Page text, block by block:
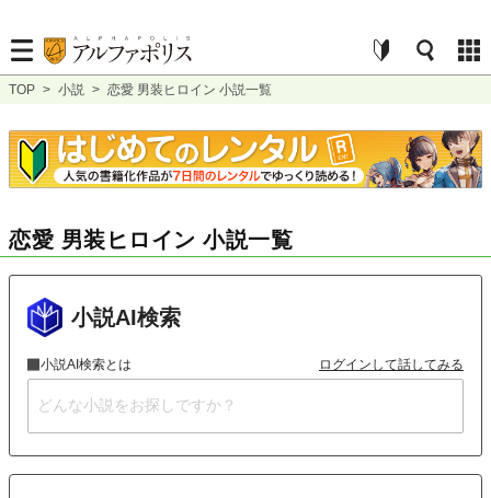
TOP > 小説 > 恋愛 男装ヒロイン 小説一覧
恋愛 男装ヒロイン 小説一覧
小説AI検索
小説AI検索とは ログインして話してみる